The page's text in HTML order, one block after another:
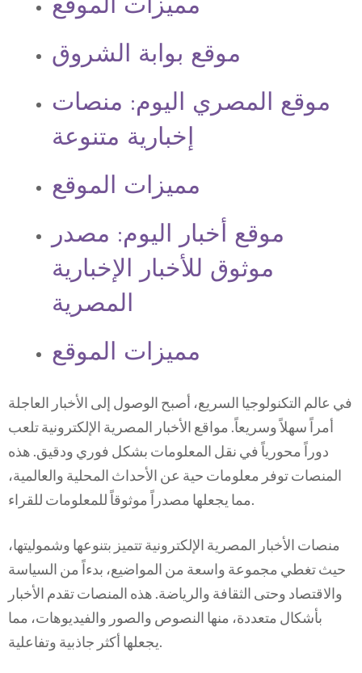
موقع بوابة الشروق
موقع المصري اليوم: منصات
إخبارية متنوعة
مميزات الموقع
موقع أخبار اليوم: مصدر
موثوق للأخبار الإخبارية
المصرية
مميزات الموقع
في عالم التكنولوجيا السريع، أصبح الوصول إلى الأخبار العاجلة
أمراً سهلاً وسريعاً. مواقع الأخبار المصرية الإلكترونية تلعب
دوراً محورياً في نقل المعلومات بشكل فوري ودقيق. هذه
المنصات توفر معلومات حية عن الأحداث المحلية والعالمية،
مما يجعلها مصدراً موثوقاً للمعلومات للقراء.
منصات الأخبار المصرية الإلكترونية تتميز بتنوعها وشموليتها،
حيث تغطي مجموعة واسعة من المواضيع، بدءاً من السياسة
والاقتصاد وحتى الثقافة والرياضة. هذه المنصات تقدم الأخبار
بأشكال متعددة، منها النصوص والصور والفيديوهات، مما
يجعلها أكثر جاذبية وتفاعلية.